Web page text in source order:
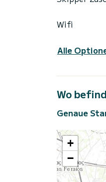
Wifi
Alle
Wo
Genaue
+
−